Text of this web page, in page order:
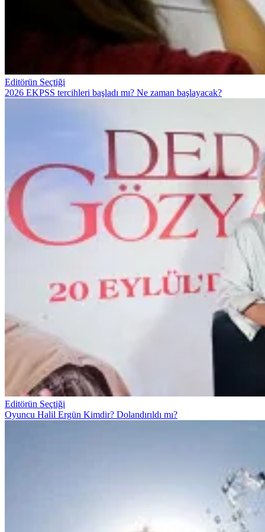
Editörün Seçtiği
2026 EKPSS tercihleri başladı mı? Ne zaman başlayacak?
Editörün Seçtiği
Oyuncu Halil Ergün Kimdir? Dolandırıldı mı?